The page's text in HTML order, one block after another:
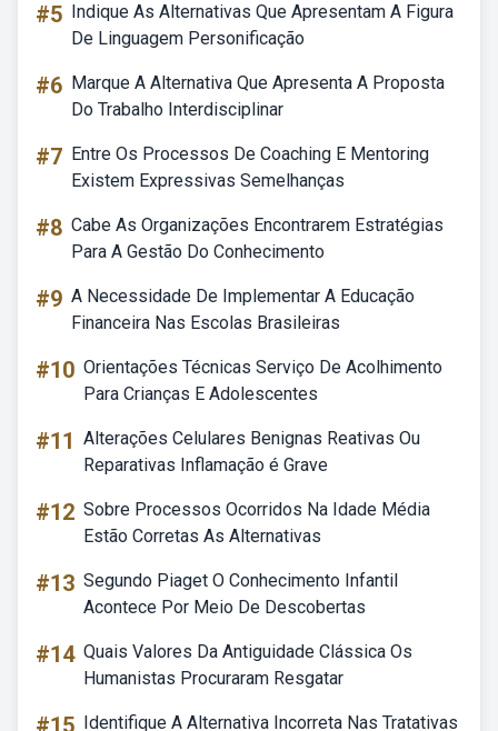
#5 Indique As Alternativas Que Apresentam A Figura
De Linguagem Personificação
#6 Marque A Alternativa Que Apresenta A Proposta
Do Trabalho Interdisciplinar
#7 Entre Os Processos De Coaching E Mentoring
Existem Expressivas Semelhanças
#8 Cabe As Organizações Encontrarem Estratégias
Para A Gestão Do Conhecimento
#9 A Necessidade De Implementar A Educação
Financeira Nas Escolas Brasileiras
#10 Orientações Técnicas Serviço De Acolhimento
Para Crianças E Adolescentes
#11 Alterações Celulares Benignas Reativas Ou
Reparativas Inflamação é Grave
#12 Sobre Processos Ocorridos Na Idade Média
Estão Corretas As Alternativas
#13 Segundo Piaget O Conhecimento Infantil
Acontece Por Meio De Descobertas
#14 Quais Valores Da Antiguidade Clássica Os
Humanistas Procuraram Resgatar
#15 Identifique A Alternativa Incorreta Nas Tratativas